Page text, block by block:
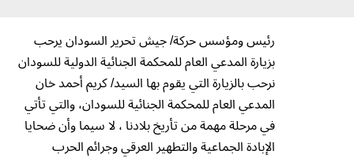
رئيس ومؤسس حركة/ جيش تحرير السودان يرحب
بزيارة المدعي العام للمحكمة الجنائية الدولية للسودان
نرحب بالزيارة التي يقوم بها السيد/ كريم أحمد خان
المدعي العام للمحكمة الجنائية للسودان، والتي تأتي
في مرحلة مهمة من تأريخ بلادنا ، لا سيما وأن ضحايا
الإبادة الجماعية والتطهير العرقي وجرائم الحرب